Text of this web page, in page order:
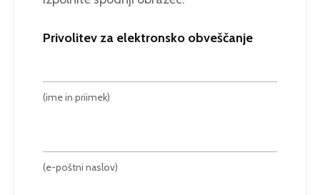
Privolitev za elektronsko obveščanje
(ime in priimek)
(e-poštni naslov)